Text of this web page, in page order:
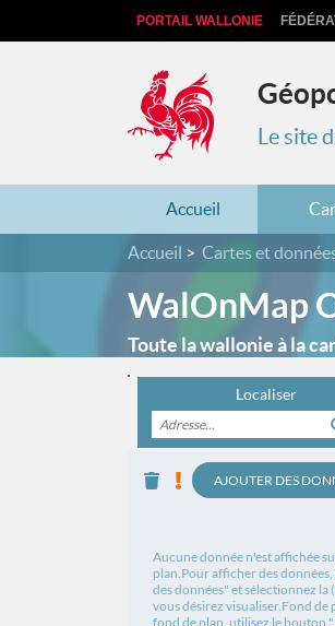
PORTAIL WALLONIE
Le site
Accueil
Accueil Cartes et
WalOnMap
Toute la wallonie à la